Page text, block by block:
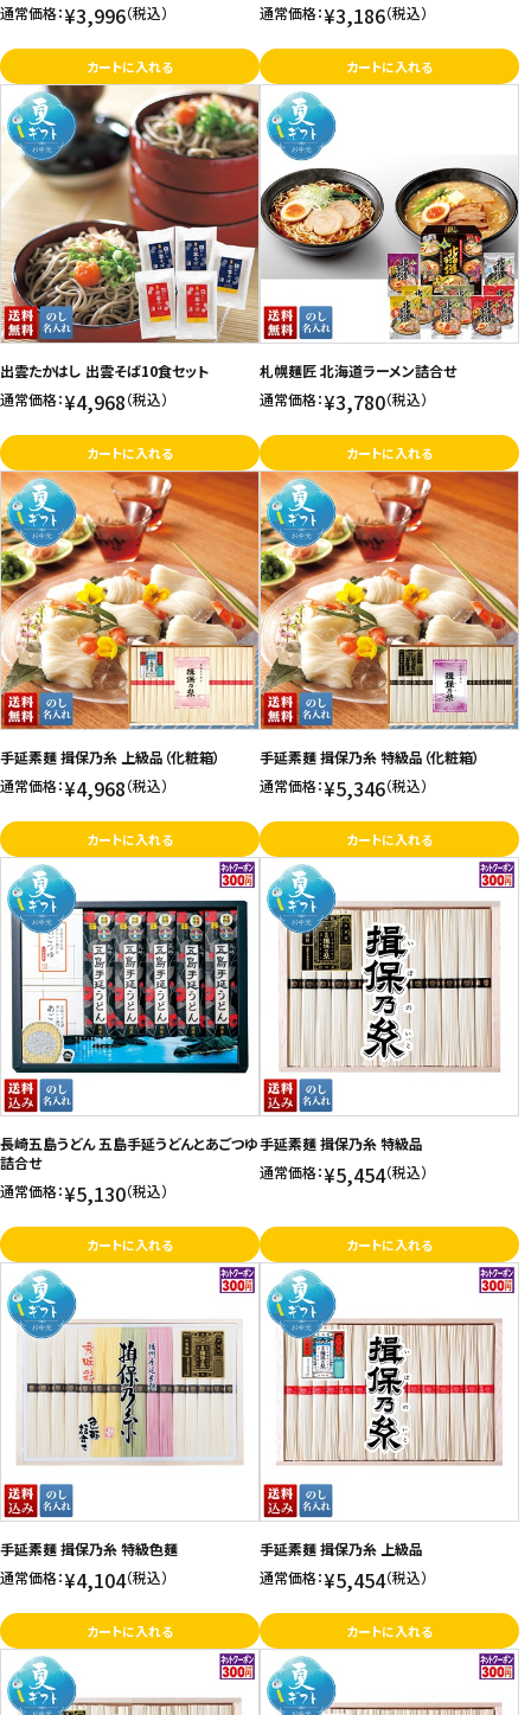
特定商取引法表示について
プライバシーポリシー
利用規約
会社概要
通常価格：¥3,996（税込）
カートに入れる
通常価格：¥3,186（税込）
カートに入れる
出雲たかはし 出雲そば10食セット
通常価格：¥4,968（税込）
カートに入れる
札幌麺匠 北海道ラーメン詰合せ
通常価格：¥3,780（税込）
カートに入れる
手延素麺 揖保乃糸 上級品（化粧箱）
通常価格：¥4,968（税込）
カートに入れる
手延素麺 揖保乃糸 特級品（化粧箱）
通常価格：¥5,346（税込）
カートに入れる
長崎五島うどん 五島手延うどんとあごつゆ
詰合せ
通常価格：¥5,130（税込）
カートに入れる
手延素麺 揖保乃糸 特級品
通常価格：¥5,454（税込）
カートに入れる
手延素麺 揖保乃糸 特級色麺
通常価格：¥4,104（税込）
カートに入れる
手延素麺 揖保乃糸 上級品
通常価格：¥5,454（税込）
カートに入れる